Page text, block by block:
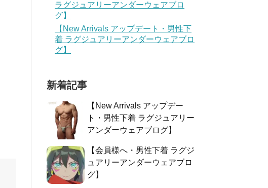
ラグジュアリーアンダーウェアブロ
グ】
【New Arrivals アップデート・男性下
着 ラグジュアリーアンダーウェアブロ
グ】
新着記事
【New Arrivals アップデー
ト・男性下着 ラグジュアリー
アンダーウェアブログ】
【会員様へ・男性下着 ラグジ
ュアリーアンダーウェアブロ
グ】